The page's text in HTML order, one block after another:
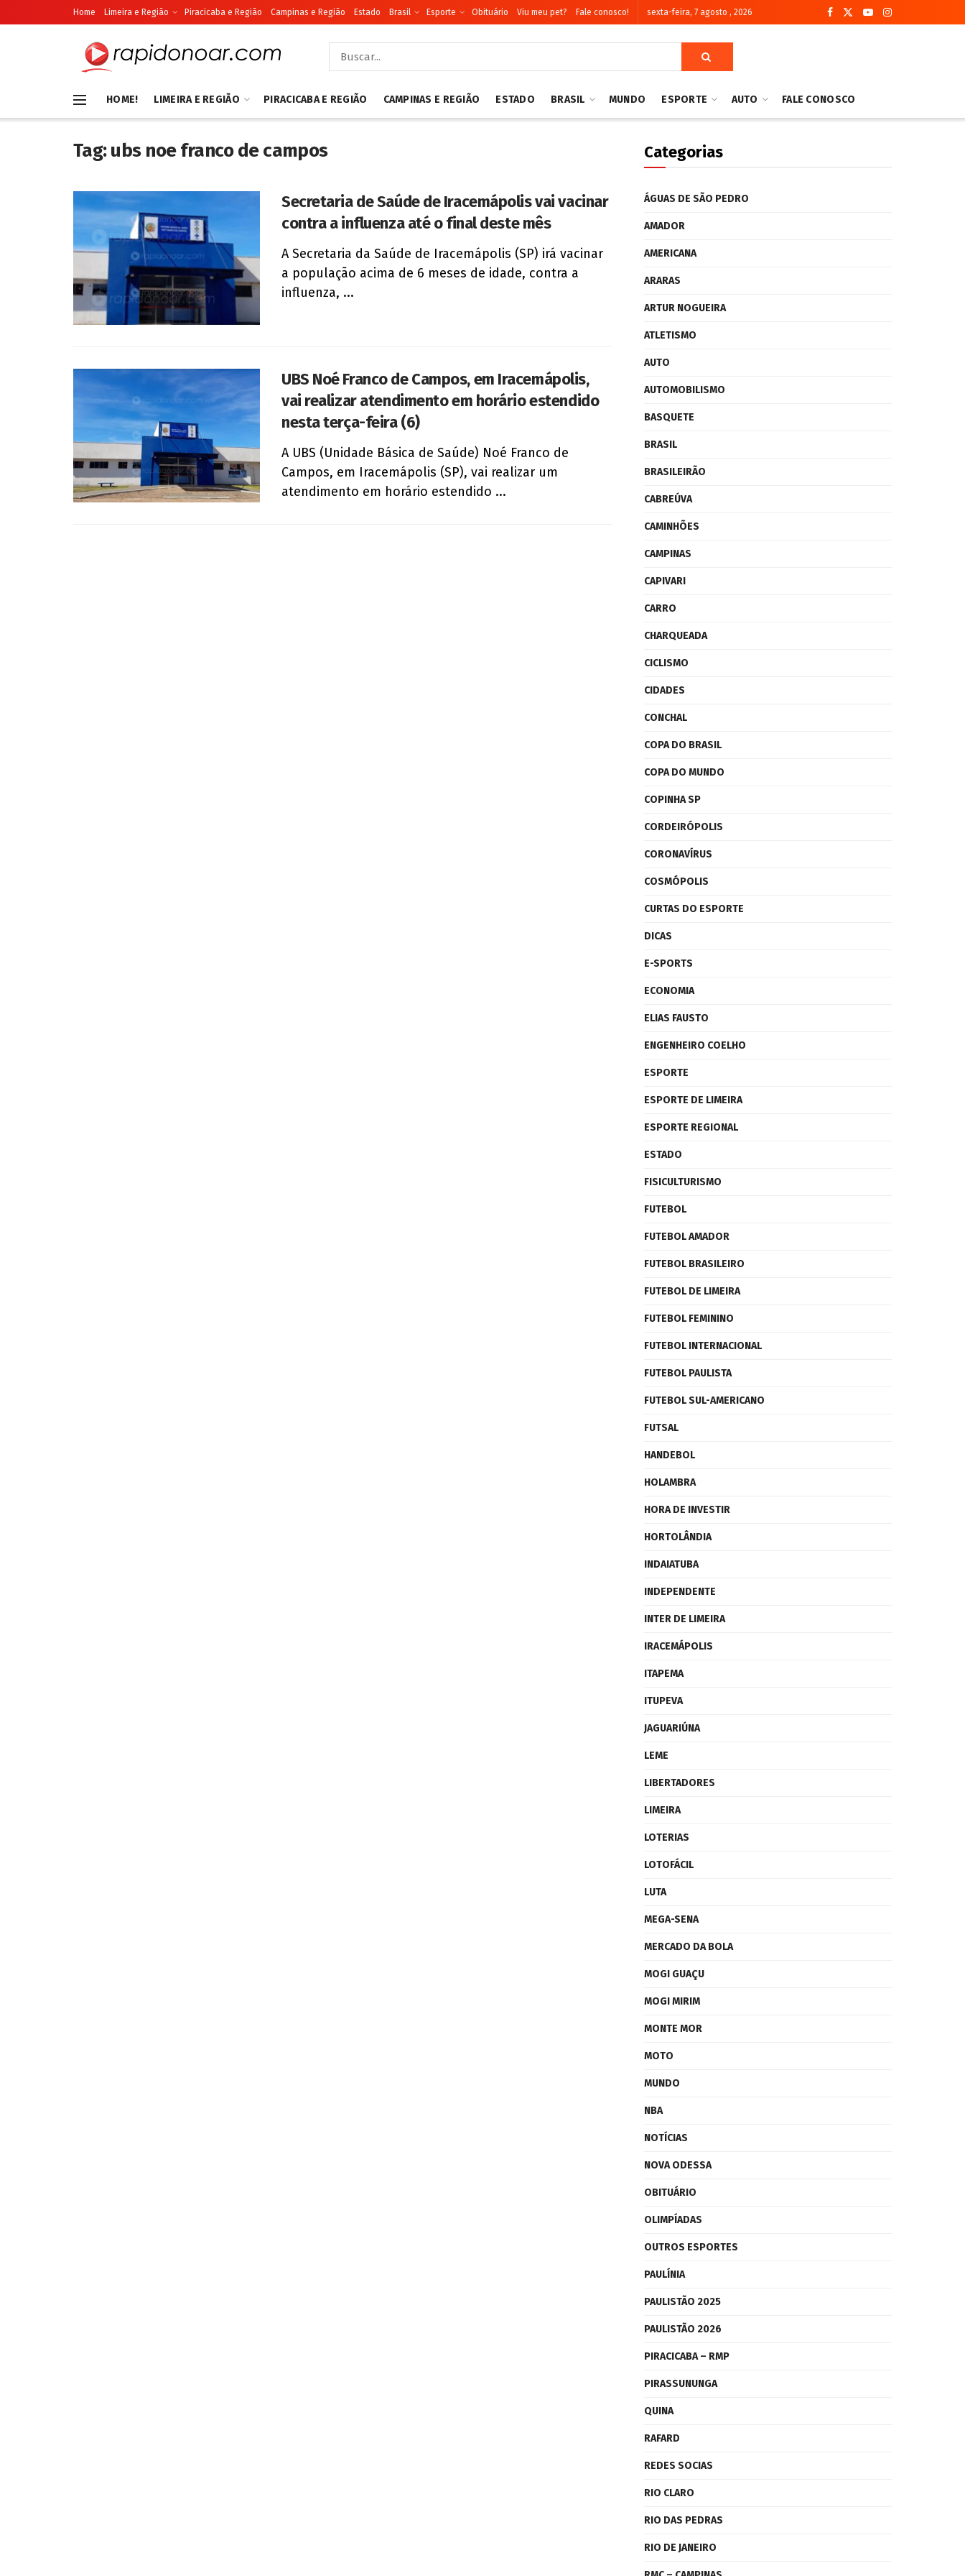
Home Limeira e Região Piracicaba e Região Campinas e Região Estado Brasil Esporte Obituário Viu meu pet? Fale conosco! sexta-feira, 7 agosto , 2026
HOME! LIMEIRA E REGIÃO PIRACICABA E REGIÃO CAMPINAS E REGIÃO ESTADO BRASIL MUNDO ESPORTE AUTO FALE CONOSCO
Tag:ubs noe franco de campos
Secretaria de Saúde de Iracemápolis vai vacinar
contra a influenza até o final deste mês
A Secretaria da Saúde de Iracemápolis (SP) irá vacinar
a população acima de 6 meses de idade, contra a
influenza, ...
UBS Noé Franco de Campos, em Iracemápolis,
vai realizar atendimento em horário estendido
nesta terça-feira (6)
A UBS (Unidade Básica de Saúde) Noé Franco de
Campos, em Iracemápolis (SP), vai realizar um
atendimento em horário estendido ...
Categorias
ÁGUAS DE SÃO PEDRO
AMADOR
AMERICANA
ARARAS
ARTUR NOGUEIRA
ATLETISMO
AUTO
AUTOMOBILISMO
BASQUETE
BRASIL
BRASILEIRÃO
CABREÚVA
CAMINHÕES
CAMPINAS
CAPIVARI
CARRO
CHARQUEADA
CICLISMO
CIDADES
CONCHAL
COPA DO BRASIL
COPA DO MUNDO
COPINHA SP
CORDEIRÓPOLIS
CORONAVÍRUS
COSMÓPOLIS
CURTAS DO ESPORTE
DICAS
E-SPORTS
ECONOMIA
ELIAS FAUSTO
ENGENHEIRO COELHO
ESPORTE
ESPORTE DE LIMEIRA
ESPORTE REGIONAL
ESTADO
FISICULTURISMO
FUTEBOL
FUTEBOL AMADOR
FUTEBOL BRASILEIRO
FUTEBOL DE LIMEIRA
FUTEBOL FEMININO
FUTEBOL INTERNACIONAL
FUTEBOL PAULISTA
FUTEBOL SUL-AMERICANO
FUTSAL
HANDEBOL
HOLAMBRA
HORA DE INVESTIR
HORTOLÂNDIA
INDAIATUBA
INDEPENDENTE
INTER DE LIMEIRA
IRACEMÁPOLIS
ITAPEMA
ITUPEVA
JAGUARIÚNA
LEME
LIBERTADORES
LIMEIRA
LOTERIAS
LOTOFÁCIL
LUTA
MEGA-SENA
MERCADO DA BOLA
MOGI GUAÇU
MOGI MIRIM
MONTE MOR
MOTO
MUNDO
NBA
NOTÍCIAS
NOVA ODESSA
OBITUÁRIO
OLIMPÍADAS
OUTROS ESPORTES
PAULÍNIA
PAULISTÃO 2025
PAULISTÃO 2026
PIRACICABA – RMP
PIRASSUNUNGA
QUINA
RAFARD
REDES SOCIAS
RIO CLARO
RIO DAS PEDRAS
RIO DE JANEIRO